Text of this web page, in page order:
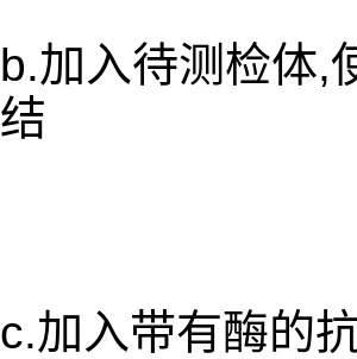
b.加入待测检体,
结
c.加入带有酶的